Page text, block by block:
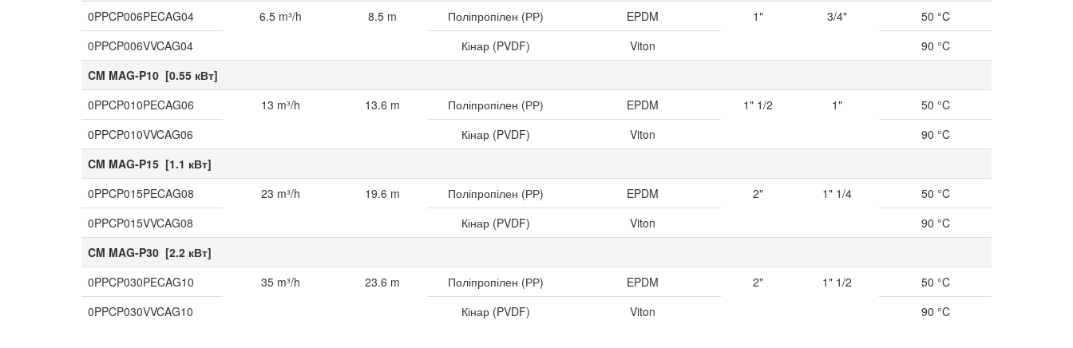
0PPCP006PECAG04
6.5 m³/h 8.5 m Поліпропілен (РР) EPDM 1" 3/4"
50 °C
0PPCP006VVCAG04
Кінар (PVDF) Viton
90 °C
CM MAG-P10 [0.55 кВт]
0PPCP010PECAG06
13 m³/h 13.6 m Поліпропілен (РР) EPDM 1" 1/2 1"
50 °C
0PPCP010VVCAG06
Кінар (PVDF) Viton
90 °C
CM MAG-P15 [1.1 кВт]
0PPCP015PECAG08
23 m³/h 19.6 m Поліпропілен (РР) EPDM 2" 1" 1/4
50 °C
0PPCP015VVCAG08
Кінар (PVDF) Viton
90 °C
CM MAG-P30 [2.2 кВт]
0PPCP030PECAG10
35 m³/h 23.6 m Поліпропілен (РР) EPDM 2" 1" 1/2
50 °C
0PPCP030VVCAG10
Кінар (PVDF) Viton 90 °C